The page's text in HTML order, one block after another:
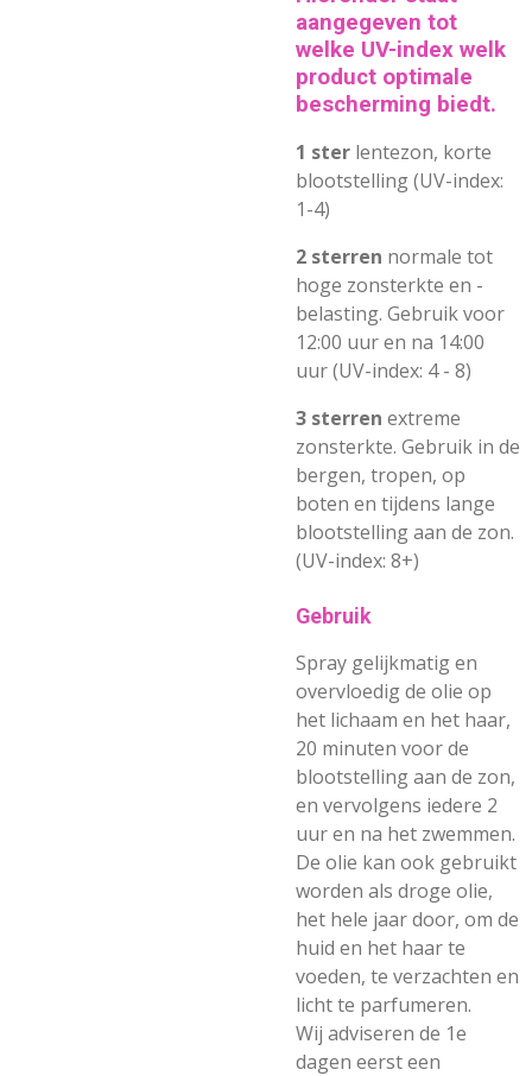
aangegeven tot
welke UV-index welk
product optimale
bescherming biedt.
1 ster lentezon, korte
blootstelling (UV-index:
1-4)
2 sterren normale tot
hoge zonsterkte en -
belasting. Gebruik voor
12:00 uur en na 14:00
uur (UV-index: 4 - 8)
3 sterren extreme
zonsterkte. Gebruik in de
bergen, tropen, op
boten en tijdens lange
blootstelling aan de zon.
(UV-index: 8+)
Gebruik
Spray gelijkmatig en
overvloedig de olie op
het lichaam en het haar,
20 minuten voor de
blootstelling aan de zon,
en vervolgens iedere 2
uur en na het zwemmen.
De olie kan ook gebruikt
worden als droge olie,
het hele jaar door, om de
huid en het haar te
voeden, te verzachten en
licht te parfumeren.
Wij adviseren de 1e
dagen eerst een